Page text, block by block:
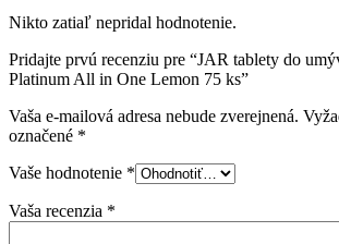
Nikto zatiaľ nepridal hodnotenie.
Pridajte prvú recenziu pre “JAR tablety do
Platinum All in One Lemon 75 ks”
Vaša e-mailová adresa nebude zverejnená.
označené *
Vaše hodnotenie *
Vaša recenzia *